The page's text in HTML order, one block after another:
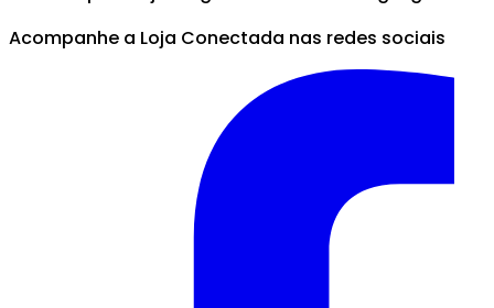
Acompanhe a Loja Conectada nas redes sociais